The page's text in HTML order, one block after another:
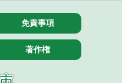
免責事項
著作権